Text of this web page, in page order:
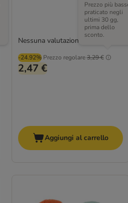
-24.92% Prezzo regolare3,29 €
Prezzo più
praticato negli
ultimi 30 gg,
prima dello
sconto.
2,47 €
Nessuna valutazione
Aggiungi al carrello